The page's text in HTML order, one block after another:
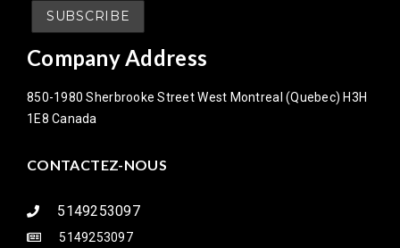
Company Address
850-1980 Sherbrooke Street West Montreal (Quebec) H3H
1E8 Canada
CONTACTEZ-NOUS
5149253097
5149253097